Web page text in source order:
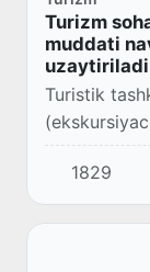
Turizm
muddati
uzaytiriladi
Turistik
malaka
uzaytirildi...
1829